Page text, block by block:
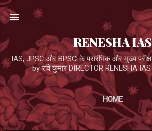
Skip to main content
RENESHA IAS
IAS, JPSC और BPSC के प्रारंभिक और मुख्य
by रवि कुमार DIRECTOR RENESHA
HOME